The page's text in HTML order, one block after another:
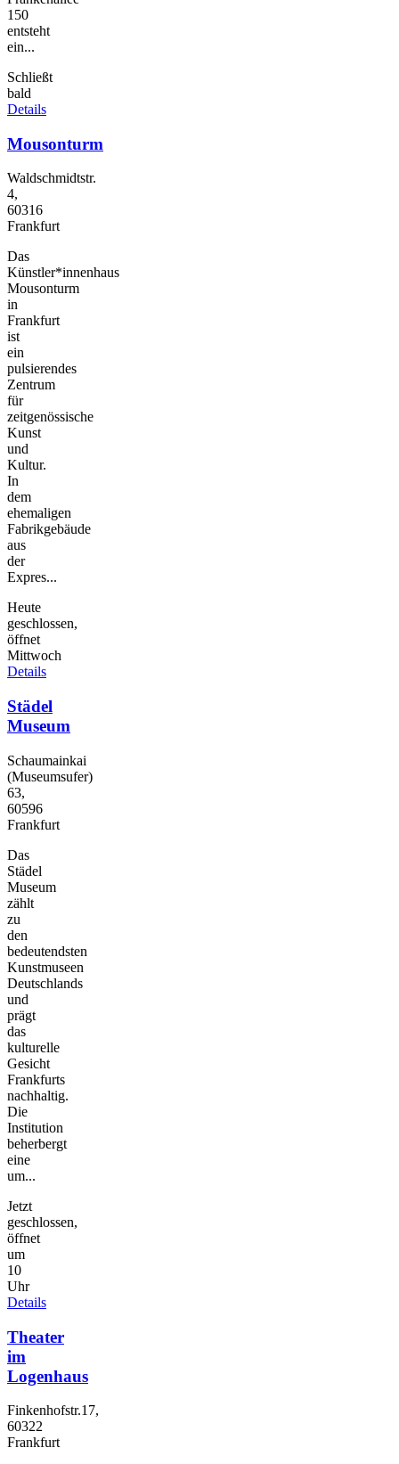
150
entsteht
ein...
Schließt
bald
Details
Mousonturm
Waldschmidtstr.
4,
60316
Frankfurt
Das
Künstler*innenhaus
Mousonturm
in
Frankfurt
ist
ein
pulsierendes
Zentrum
für
zeitgenössische
Kunst
und
Kultur.
In
dem
ehemaligen
Fabrikgebäude
aus
der
Expres...
Heute
geschlossen,
öffnet
Mittwoch
Details
Städel
Museum
Schaumainkai
(Museumsufer)
63,
60596
Frankfurt
Das
Städel
Museum
zählt
zu
den
bedeutendsten
Kunstmuseen
Deutschlands
und
prägt
das
kulturelle
Gesicht
Frankfurts
nachhaltig.
Die
Institution
beherbergt
eine
um...
Jetzt
geschlossen,
öffnet
um
10
Uhr
Details
Theater
im
Logenhaus
Finkenhofstr.17,
60322
Frankfurt